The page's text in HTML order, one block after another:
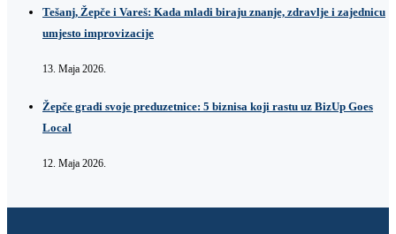
Tešanj, Žepče i Vareš: Kada mladi biraju znanje, zdravlje i zajednicu
umjesto improvizacije
13. Maja 2026.
Žepče gradi svoje preduzetnice: 5 biznisa koji rastu uz BizUp Goes
Local
12. Maja 2026.